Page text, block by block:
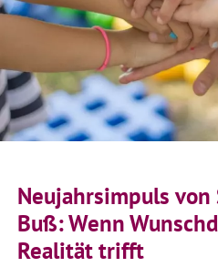
Neujahrsimpuls
Buß: Wenn
Realität trifft